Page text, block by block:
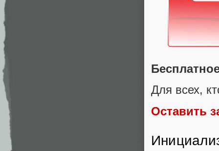
Для всех,
Оставить